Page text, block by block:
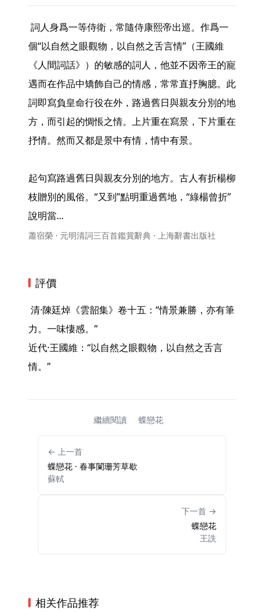
個“以自然之眼觀物，以自然之舌言情”（王國維
《人間詞話》）的敏感的詞人，他並不因帝王的寵
遇而在作品中矯飾自己的情感，常常直抒胸臆。此
詞即寫負皇命行役在外，路過舊日與親友分別的地
方，而引起的惆悵之情。上片重在寫景，下片重在
抒情。然而又都是景中有情，情中有景。
起句寫路過舊日與親友分別的地方。古人有折楊柳
枝贈別的風俗。“又到”點明重過舊地，“綠楊曾折”
說明當...
蕭宿榮 · 元明清詞三百首鑑賞辭典 · 上海辭書出版社
評價
力。一味悽感。”
近代·王國維：“以自然之眼觀物，以自然之舌言
情。”
繼續閱讀 蝶戀花
← 上一首
蝶戀花 · 春事闌珊芳草歇
蘇軾
下一首 →
蝶戀花
王詵
相关作品推荐